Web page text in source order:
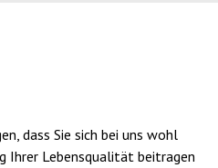
dass Sie sich bei uns wohl
Ihrer Lebensqualität beitragen